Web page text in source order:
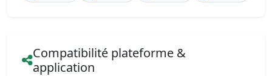
Compatibilité plateforme &
application